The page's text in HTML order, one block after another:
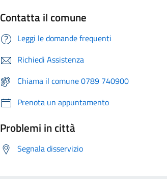
Contatta il comune
Leggi le domande frequenti
Richiedi Assistenza
Chiama il comune 0789 740900
Prenota un appuntamento
Problemi in città
Segnala disservizio